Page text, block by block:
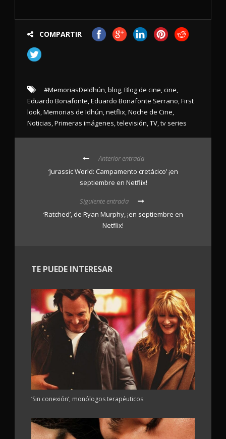
COMPARTIR
#MemoriasDeIdhún,blog,Blog de cine,cine,
Eduardo Bonafonte,Eduardo Bonafonte Serrano,First
look,Memorias de Idhún,netflix,Noche de Cine,
Noticias,Primeras imágenes,televisión,TV,tv series
Anterior entrada
‘Jurassic World: Campamento cretácico’ ¡en
septiembre en Netflix!
Siguiente entrada
‘Ratched’, de Ryan Murphy, ¡en septiembre en
Netflix!
TE PUEDE INTERESAR
‘Sin conexión’, monólogos terapéuticos